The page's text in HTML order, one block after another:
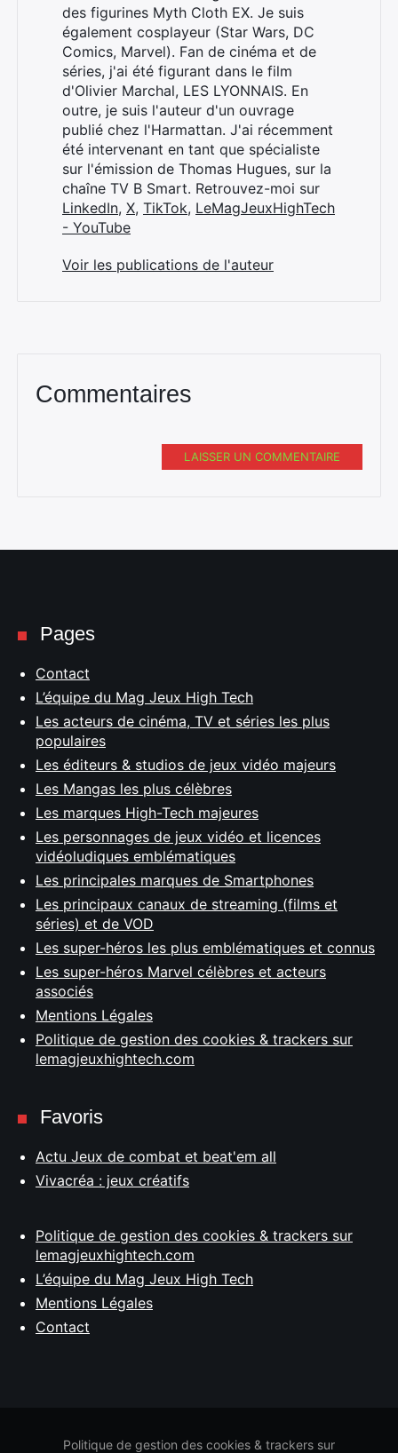
des figurines Myth Cloth EX. Je suis
également cosplayeur (Star Wars, DC
Comics, Marvel). Fan de cinéma et de
séries, j'ai été figurant dans le film
d'Olivier Marchal, LES LYONNAIS. En
outre, je suis l'auteur d'un ouvrage
publié chez l'Harmattan. J'ai récemment
été intervenant en tant que spécialiste
sur l'émission de Thomas Hugues, sur la
chaîne TV B Smart. Retrouvez-moi sur
LinkedIn, X, TikTok, LeMagJeuxHighTech
- YouTube
Voir les publications de l'auteur
Commentaires
LAISSER UN COMMENTAIRE
Pages
Contact
L’équipe du Mag Jeux High Tech
Les acteurs de cinéma, TV et séries les plus
populaires
Les éditeurs & studios de jeux vidéo majeurs
Les Mangas les plus célèbres
Les marques High-Tech majeures
Les personnages de jeux vidéo et licences
vidéoludiques emblématiques
Les principales marques de Smartphones
Les principaux canaux de streaming (films et
séries) et de VOD
Les super-héros les plus emblématiques et connus
Les super-héros Marvel célèbres et acteurs
associés
Mentions Légales
Politique de gestion des cookies & trackers sur
lemagjeuxhightech.com
Favoris
Actu Jeux de combat et beat'em all
Vivacréa : jeux créatifs
Politique de gestion des cookies & trackers sur
lemagjeuxhightech.com
L’équipe du Mag Jeux High Tech
Mentions Légales
Contact
Politique de gestion des cookies & trackers sur
Rechercher
: